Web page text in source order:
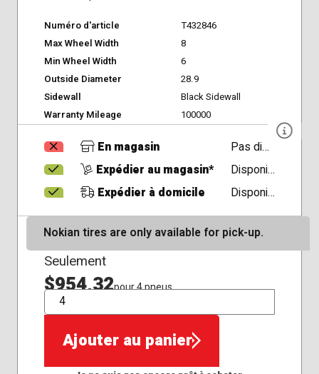
Numéro d'article
T432846
Max Wheel Width
8
Min Wheel Width
6
Outside Diameter
28.9
Sidewall
Black Sidewall
Warranty Mileage
100000
En magasin
Pas disponible
Expédier au magasin*
Disponible
Expédier à domicile
Disponible
Nokian tires are only available for pick-up.
Seulement
$954,32pour 4 pneus
QTÉ
Ajouter au panier